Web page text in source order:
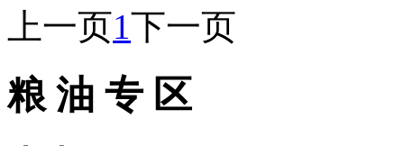
上一页1下一页
粮 油 专 区